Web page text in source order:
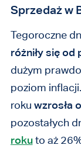
Sprzedaż w
Tegoroczne
różniły się od
dużym
poziom
roku wzrosła
pozostałych
rokuto aż